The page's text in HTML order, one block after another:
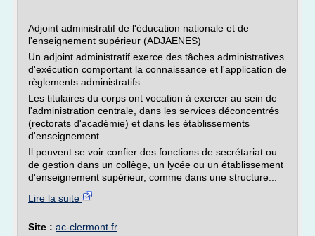
Adjoint administratif de l'éducation nationale et de
l'enseignement supérieur (ADJAENES)
Un adjoint administratif exerce des tâches administratives
d'exécution comportant la connaissance et l'application de
règlements administratifs.
Les titulaires du corps ont vocation à exercer au sein de
l'administration centrale, dans les services déconcentrés
(rectorats d'académie) et dans les établissements
d'enseignement.
Il peuvent se voir confier des fonctions de secrétariat ou
de gestion dans un collège, un lycée ou un établissement
d'enseignement supérieur, comme dans une structure...
Lire la suite
Site : ac-clermont.fr